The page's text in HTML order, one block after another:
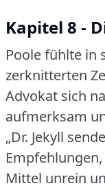
Kapitel 8 -
Poole fühlte in
zerknitterten
Advokat sich
aufmerksam
„Dr. Jekyll
Mittel unrein